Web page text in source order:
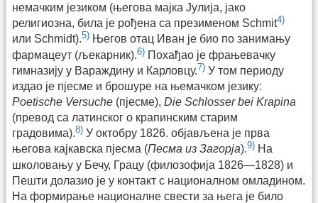
немачким језиком (његова мајка Јулија, јако
религиозна, била је рођена са презименом Schmit4)
или Schmidt).5) Његов отац Иван је био по занимању
фармацеут (љекарник).6) Похађао је фрањевачку
гимназију у Вараждину и Карловцу.7) У том периоду
издао је пјесме и брошуре на њемачком језику:
Poetische Versuche (пјесме), Die Schlosser bei Krapina
(превод са латинског о крапинским старим
градовима).8) У октобру 1826. објављена је прва
његова кајкавска пјесма (Песма из Загорја).9) На
школовању у Бечу, Грацу (филозофија 1826—1828) и
Пешти долазио је у контакт с националном омладином.
На формирање националне свести за њега је било